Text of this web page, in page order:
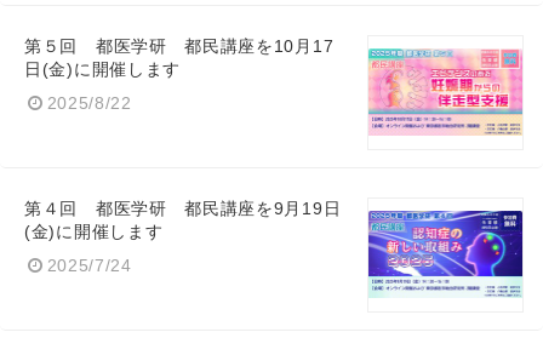
第５回 都医学研 都民講座を10月17
日(金)に開催します
2025/8/22
第４回 都医学研 都民講座を9月19日
(金)に開催します
2025/7/24
Japanese